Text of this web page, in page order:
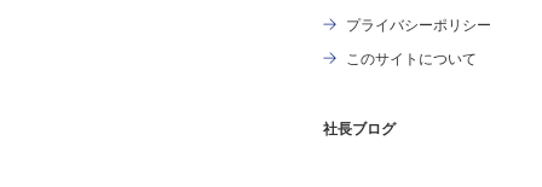
プライバシーポリシー
このサイトについて
社長ブログ